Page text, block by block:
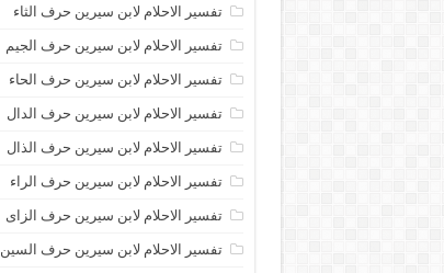
تفسير الاحلام لابن سيرين حرف الثاء
تفسير الاحلام لابن سيرين حرف الجيم
تفسير الاحلام لابن سيرين حرف الحاء
تفسير الاحلام لابن سيرين حرف الدال
تفسير الاحلام لابن سيرين حرف الذال
تفسير الاحلام لابن سيرين حرف الراء
تفسير الاحلام لابن سيرين حرف الزاى
تفسير الاحلام لابن سيرين حرف السين